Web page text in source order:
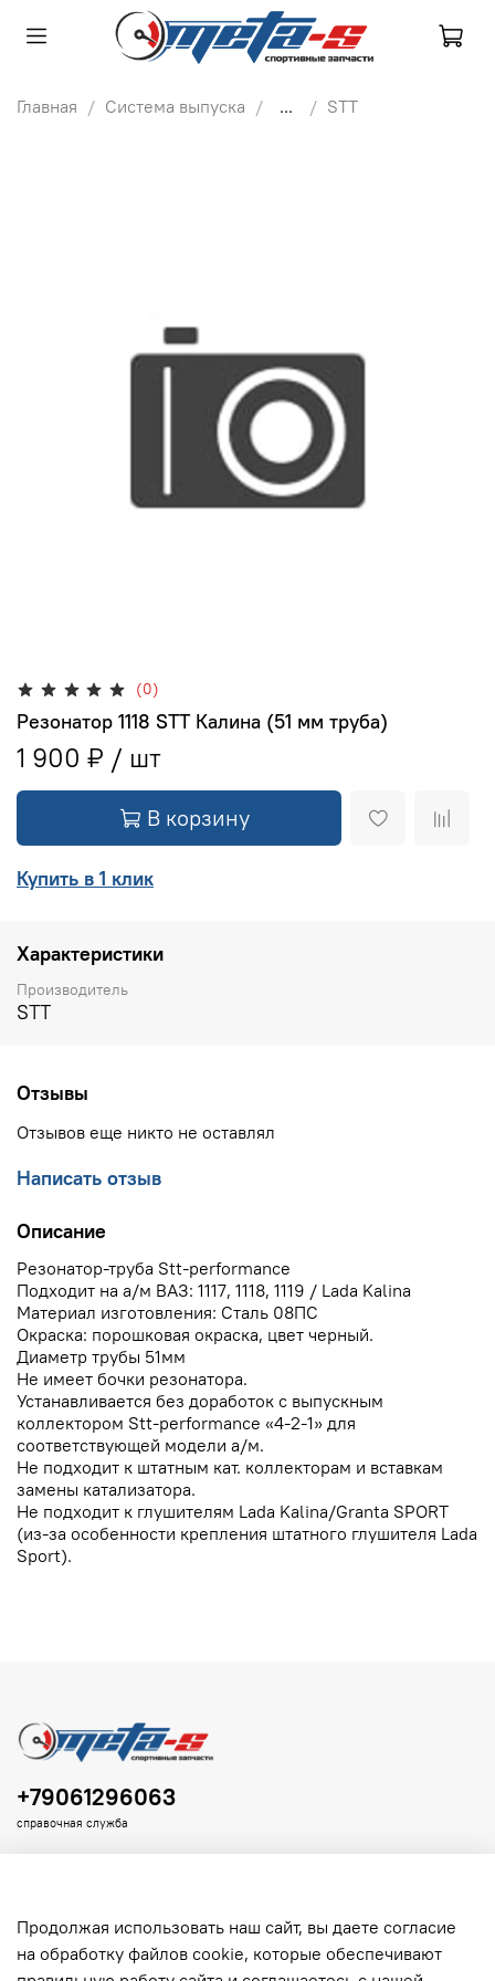
Главная Система выпуска ... STT
(0)
Резонатор 1118 STT Калина (51 мм труба)
1 900 ₽
В корзину
Купить в 1 клик
Характеристики
Производитель
STT
Отзывы
Отзывов еще никто не оставлял
Написать отзыв
Описание
Резонатор-труба Stt-performance
Подходит на а/м ВАЗ: 1117, 1118, 1119 / Lada Kalina
Материал изготовления: Сталь 08ПС
Окраска: порошковая окраска, цвет черный.
Диаметр трубы 51мм
Не имеет бочки резонатора.
Устанавливается без доработок с выпускным
коллектором Stt-performance «4-2-1» для
соответствующей модели а/м.
Не подходит к штатным кат. коллекторам и вставкам
замены катализатора.
Не подходит к глушителям Lada Kalina/Granta SPORT
(из-за особенности крепления штатного глушителя Lada
Sport).
Клиенту
+79061296063
справочная служба
Продолжая использовать наш сайт, вы даете согласие
на обработку файлов cookie, которые обеспечивают